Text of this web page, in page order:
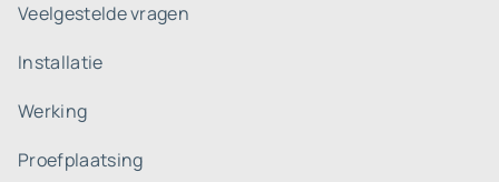
Veelgestelde vragen
Installatie
Werking
Proefplaatsing